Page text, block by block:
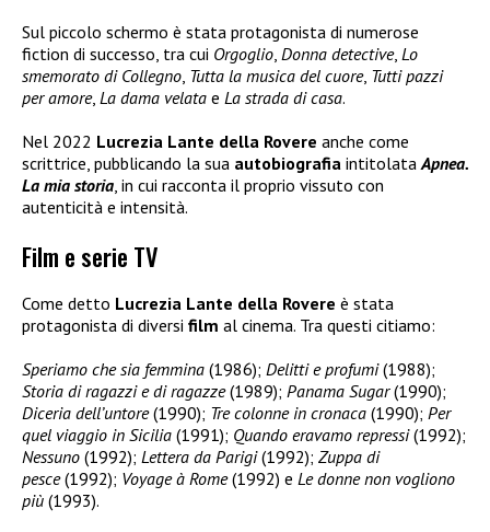
Sul piccolo schermo è stata protagonista di numerose
fiction di successo, tra cui Orgoglio Donna detective, Lo
smemorato di Collegno Tutta la musica del cuore, Tutti pazzi
per amore, La dama velata e La strada di casa.
Nel 2022 Lucrezia Lante della Rovere anche come
scrittrice, pubblicando la sua autobiografia intitolata Apnea.
La mia storia , in cui racconta il proprio vissuto con
autenticità e intensità.
Film e serie TV
Come detto Lucrezia Lante della Rovere è stata
protagonista di diversi film al cinema. Tra questi citiamo:
Speriamo che sia femmina (1986); Delitti e profumi(1988);
Storia di ragazzi e di ragazze(1989); Panama Sugar(1990);
Diceria dell’untore(1990); Tre colonne in cronaca (1990); Per
quel viaggio in Sicilia (1991); Quando eravamo repressi(1992);
Nessuno (1992); Lettera da Parigi(1992); Zuppa di
pesce(1992); Voyage à Rome(1992) e Le donne non vogliono
più (1993).